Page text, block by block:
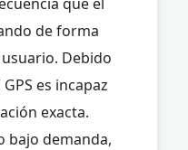
de forma
Debido
es incapaz
exacta.
bajo demanda,